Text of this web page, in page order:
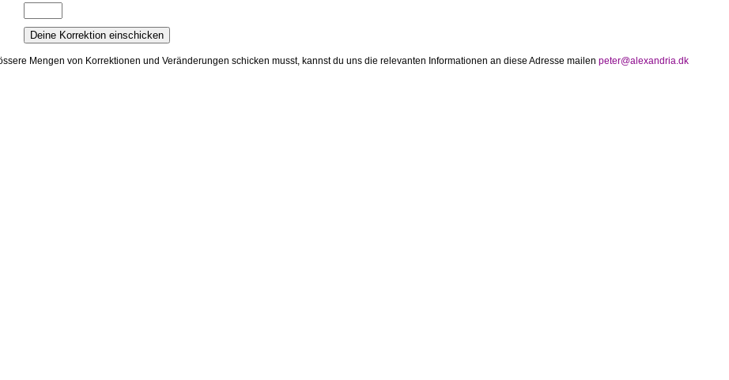
Mengen von Korrektionen und Veränderungen schicken musst, kannst du uns die relevanten Informationen an diese Adresse mailen peter@alexandria.dk